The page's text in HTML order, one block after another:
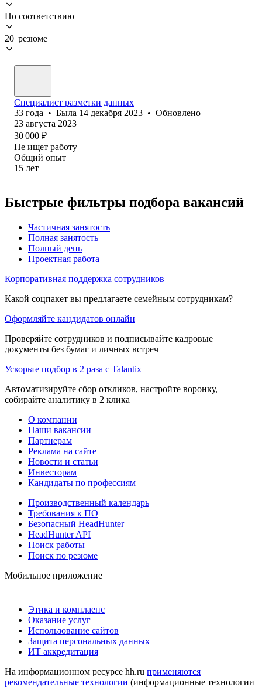
По соответствию
20 резюме
Специалист разметки данных
33 года • Была 14 декабря 2023 • Обновлено
23 августа 2023
30 000 ₽
Не ищет работу
Общий опыт
15 лет
Быстрые фильтры подбора вакансий
Частичная занятость
Полная занятость
Полный день
Проектная работа
Корпоративная поддержка сотрудников
Какой соцпакет вы предлагаете семейным сотрудникам?
Оформляйте кандидатов онлайн
Проверяйте сотрудников и подписывайте кадровые
документы без бумаг и личных встреч
Ускорьте подбор в 2 раза с Talantix
Автоматизируйте сбор откликов, настройте воронку,
собирайте аналитику в 2 клика
О компании
Наши вакансии
Партнерам
Реклама на сайте
Новости и статьи
Инвесторам
Кандидаты по профессиям
Производственный календарь
Требования к ПО
Безопасный HeadHunter
HeadHunter API
Поиск работы
Поиск по резюме
Мобильное приложение
Этика и комплаенс
Оказание услуг
Использование сайтов
Защита персональных данных
ИТ аккредитация
На информационном ресурсе hh.ru применяются
рекомендательные технологии (информационные технологии